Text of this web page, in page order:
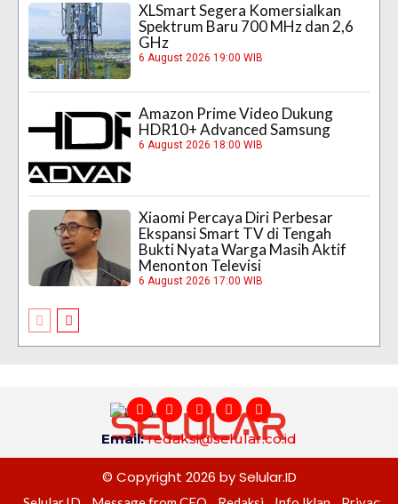
XLSmart Segera Komersialkan
Spektrum Baru 700 MHz dan 2,6
GHz
6 August 2026 19:00 WIB
Amazon Prime Video Dukung
HDR10+ Advanced Samsung
6 August 2026 18:00 WIB
Xiaomi Percaya Diri Perbesar
Ekspansi Smart TV di Tengah
Bukti Nyata Warga Masih Aktif
Menonton Televisi
6 August 2026 17:00 WIB
Email:redaksi@selular.co.id
© Copyright 2026 by Selular.ID